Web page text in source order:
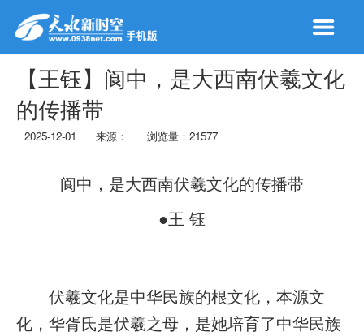
【王钰】阆中，是大西南伏羲文化
的传播带
2025-12-01 来源： 浏览量： 21577
阆中，是大西南伏羲文化的传播带
●王 钰
伏羲文化是中华民族的根文化，本源文
化，华胥氏是伏羲之母，是她培育了中华民族